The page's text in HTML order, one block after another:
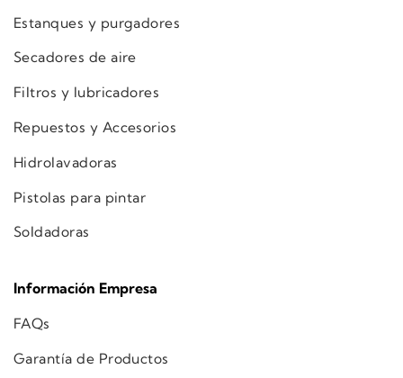
Estanques y purgadores
Secadores de aire
Filtros y lubricadores
Repuestos y Accesorios
Hidrolavadoras
Pistolas para pintar
Soldadoras
Información Empresa
FAQs
Garantía de Productos